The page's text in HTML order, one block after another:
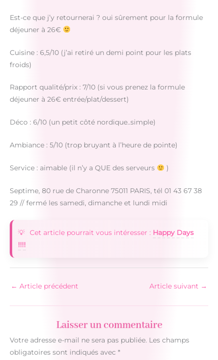
Est-ce que j’y retournerai ? oui sûrement pour la formule
déjeuner à 26€
Cuisine : 6,5/10 (j’ai retiré un demi point pour les plats
froids)
Rapport qualité/prix : 7/10 (si vous prenez la formule
déjeuner à 26€ entrée/plat/dessert)
Déco : 6/10 (un petit côté nordique..simple)
Ambiance : 5/10 (trop bruyant à l’heure de pointe)
Service : aimable (il n’y a QUE des serveurs )
Septime, 80 rue de Charonne 75011 PARIS, tél 01 43 67 38
29 // fermé les samedi, dimanche et lundi midi
Cet article pourrait vous intéresser : Happy Days
!!!!
← Article précédent Article suivant →
Laisser un commentaire
Votre adresse e-mail ne sera pas publiée. Les champs
obligatoires sont indiqués avec *